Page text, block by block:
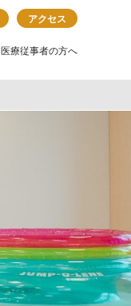
医療従事者の方へ
アクセス